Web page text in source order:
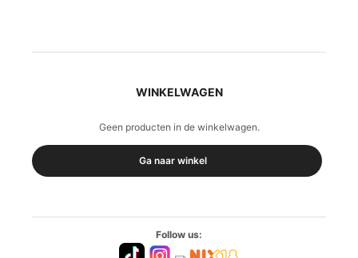
WINKELWAGEN
Geen producten in de winkelwagen.
Ga naar winkel
Follow us: